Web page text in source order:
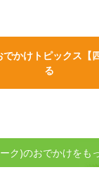
でかけトピックス【
る
ク)のおでかけをも